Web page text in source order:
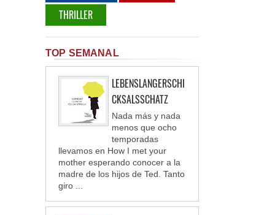
THRILLER
TOP SEMANAL
LEBENSLANGERSCHI
CKSALSSCHATZ
Nada más y nada
menos que ocho
temporadas
llevamos en How I met your
mother esperando conocer a la
madre de los hijos de Ted. Tanto
giro ...